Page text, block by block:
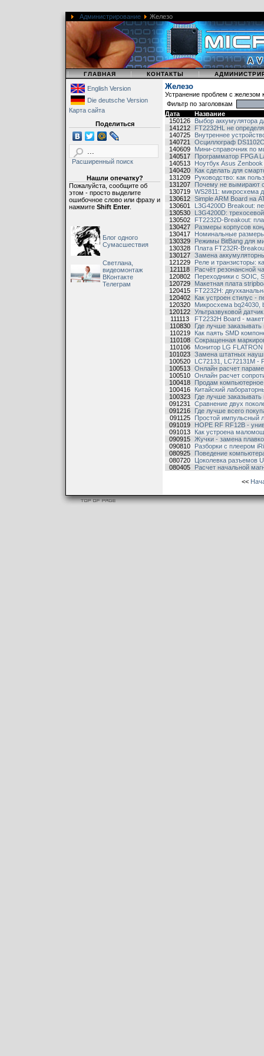
Администрирование Железо
| ГЛАВНАЯ | КОНТАКТЫ |
English Version
Die deutsche Version
Карта сайта
Поделиться
Расширенный поиск
Нашли опечатку?
Пожалуйста, сообщите об
этом - просто выделите
ошибочное слово или фразу и
нажмите Shift Enter.
Блог одного
Сумасшествия
Светлана,
видеомонтаж
ВКонтакте
Телеграм
Железо
Устранение проблем с железом
Фильтр по заголовкам
Дата
Название
150126
Выбор аккумулятора
141212
FT2232HL не
140725
Внутреннее
140721
Осциллограф
140609
Мини-справочник по
140517
Программатор FPGA
140513
Ноутбук Asus
140420
Как сделать для
131209
Руководство: как
131207
Почему не вымирают
130719 WS2811: микросхема
130612 Simple ARM Board на
130601
L3G4200D Breakout:
130530
L3G4200D:
130502
FT2232D-Breakout:
130427
Размеры корпусов
130417
Номинальные
130329
Режимы BitBang для
130328
Плата FT232R-
130127 Замена
121229
Реле и транзисторы:
121118
Расчёт резонансной
120802
Переходники с SOIC,
120729
Макетная плата
120415
FT2232H:
120402
Как устроен стилус -
120320
Микросхема bq24030,
120122 Ультразвуковой
111113
FT2232H Board -
110830
Где лучше
110219
Как паять SMD
110108
Сокращенная
110106
Монитор LG FLATRON
101023 Замена штатных
100520
LC72131, LC72131M -
100513 Онлайн расчет
100510 Онлайн расчет
100418
Продам
100416
Китайский
100323
Где лучше
091231
Сравнение двух
091216
Где лучше всего
091125
Простой импульсный
091019
HOPE RF RF12B -
091013
Как устроена
090915 Жучки - замена
090810
Разборки с плеером
080925
Поведение
080720
Цоколевка разъемов
080405
Расчет начальной
<<